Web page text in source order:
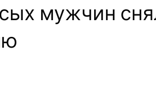
мужчин